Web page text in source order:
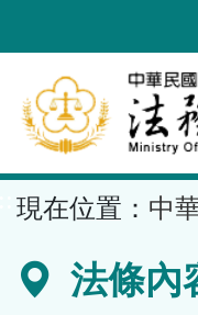
到
要
內
容
區
現在位置： 中
法條內